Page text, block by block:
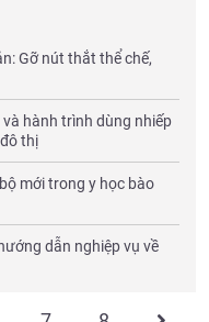
Gỡ nút thắt thể chế,
hành trình dùng nhiếp
thị
mới trong y học bào
dẫn nghiệp vụ về